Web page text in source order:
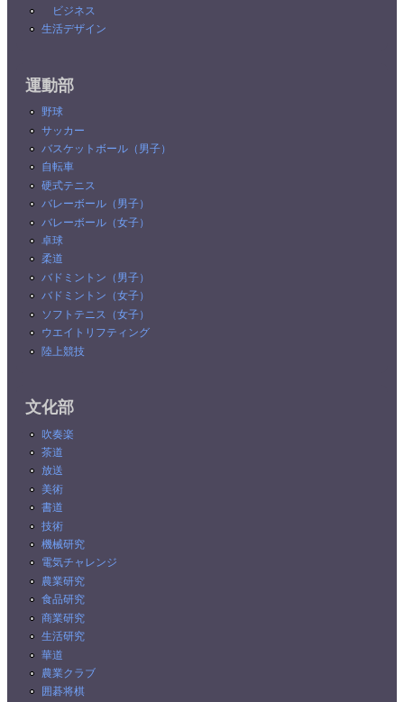
ビジネス
生活デザイン
運動部
野球
サッカー
バスケットボール（男子）
自転車
硬式テニス
バレーボール（男子）
バレーボール（女子）
卓球
柔道
バドミントン（男子）
バドミントン（女子）
ソフトテニス（女子）
ウエイトリフティング
陸上競技
文化部
吹奏楽
茶道
放送
美術
書道
技術
機械研究
電気チャレンジ
農業研究
食品研究
商業研究
生活研究
華道
農業クラブ
囲碁将棋